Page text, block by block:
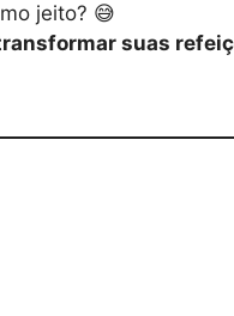
jeito? 😅
suas